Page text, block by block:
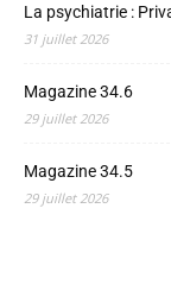
La psychiatrie :
31 juillet 2026
Magazine 34.6
29 juillet 2026
Magazine 34.5
29 juillet 2026